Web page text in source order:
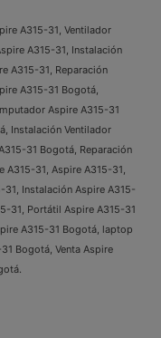
A315-31, Ventilador
A315-31, Instalación
A315-31, Reparación
A315-31 Bogotá,
Aspire A315-31
Instalación Ventilador
31 Bogotá, Reparación
A315-31, Aspire A315-31,
Instalación Aspire A315-
31, Portátil Aspire A315-31
A315-31 Bogotá, laptop
Bogotá, Venta Aspire